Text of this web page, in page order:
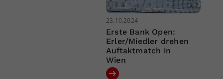
23.10.2024
Erste Bank Open:
Erler/Miedler drehen
Auftaktmatch in
Wien